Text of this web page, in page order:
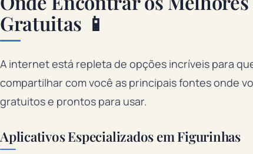
Gratuitas 📱
A internet está repleta de opções incríveis para
compartilhar com você as principais fontes onde
gratuitos e prontos para usar.
Aplicativos Especializados em Figurinhas